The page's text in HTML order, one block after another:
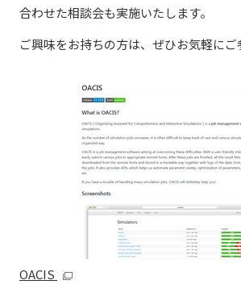
合わせた相談会も実施いたします。
ご興味をお持ちの方は、ぜひお気軽にご
OACIS